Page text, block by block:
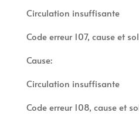
Circulation insuffisante
Code erreur 107, cause et
Cause:
Circulation insuffisante
Code erreur 108, cause et